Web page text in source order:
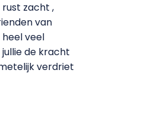
zacht ,
van
veel
de kracht
verdriet